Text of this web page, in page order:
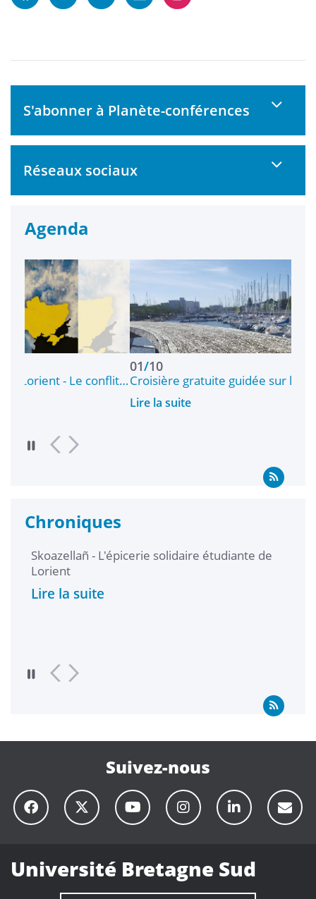
S'abonner à Planète-conférences
Réseaux sociaux
Agenda
Croisière gratuite guidée sur la Rade de Lorient
Chroniques
Skoazellañ - L'épicerie solidaire étudiante de
Lorient
Lire la suite
Suivez-nous
Université Bretagne Sud